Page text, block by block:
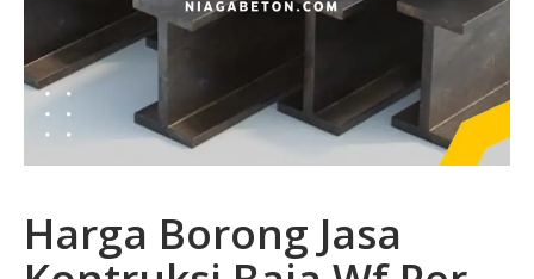
Harga Borong Jasa